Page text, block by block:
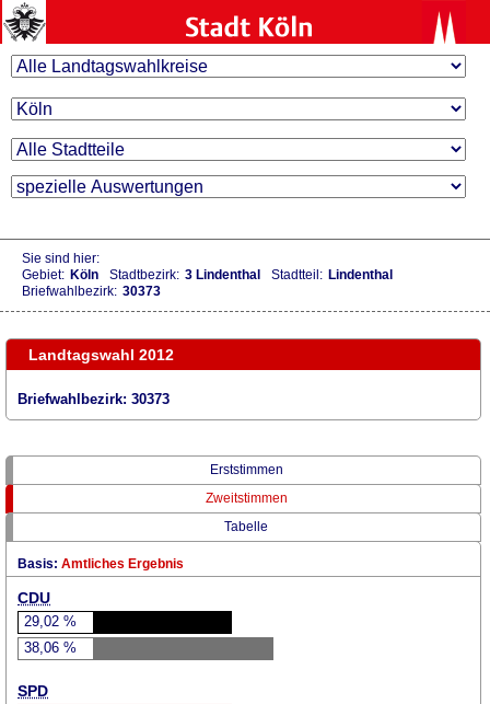
Sie sind hier:
Gebiet: Köln Stadtbezirk: 3 Lindenthal Stadtteil: Lindenthal
Briefwahlbezirk: 30373
Landtagswahl 2012
Briefwahlbezirk: 30373
Erststimmen
Zweitstimmen
Tabelle
Basis: Amtliches Ergebnis
CDU
29,02 %
38,06 %
SPD